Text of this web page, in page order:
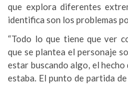
que explora diferentes
identifica son los problemas
“Todo lo que tiene que ver
que se plantea el personaje
estar buscando algo, el
estaba. El punto de partida